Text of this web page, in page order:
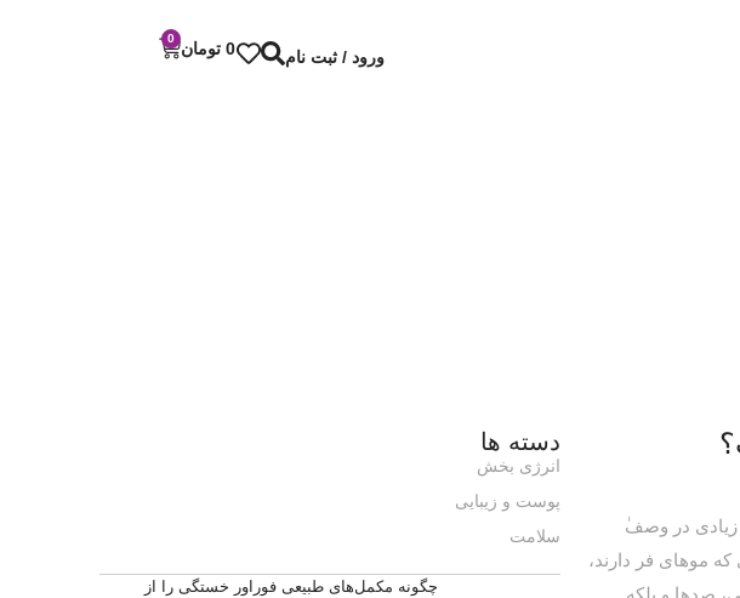
ورود / ثبت نام 0 تومان
0
دسته ها
انرژی بخش
پوست و زیبایی
سلامت
چگونه مکمل‌های طبیعی فوراور خستگی را از
که موهای فر دارند،
صدها و بلکه